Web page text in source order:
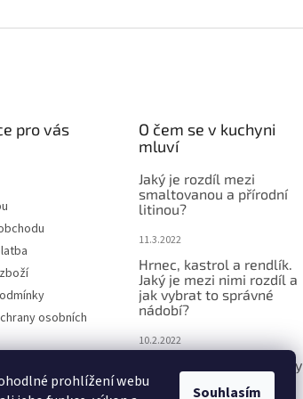
prohlížení webu
Souhlasím
pro vás
osobních
O čem se v kuchyni
mluví
Jaký je rozdíl mezi
smaltovanou a přírodní
litinou?
11.3.2022
Hrnec, kastrol a rendlík.
Jaký je mezi nimi rozdíl a
jak vybrat to správné
nádobí?
10.2.2022
Bounty a Raffaelo kuličky
lepší než kupované